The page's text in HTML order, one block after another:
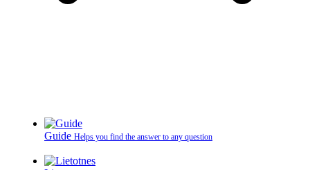
Guide Helps you find the answer to any question